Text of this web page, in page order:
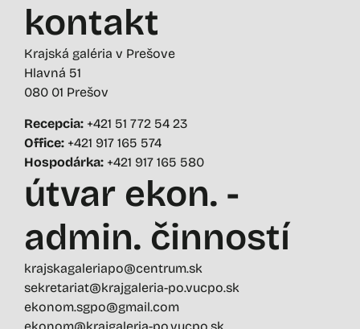
kontakt
Krajská galéria v Prešove
Hlavná 51
080 01 Prešov
Recepcia: +421 51 772 54 23
Office: +421 917 165 574
Hospodárka: +421 917 165 580
útvar ekon. -
admin. činností
krajskagaleriapo@centrum.sk
sekretariat@krajgaleria-po.vucpo.sk
ekonom.sgpo@gmail.com
ekonom@krajgaleria-po.vucpo.sk